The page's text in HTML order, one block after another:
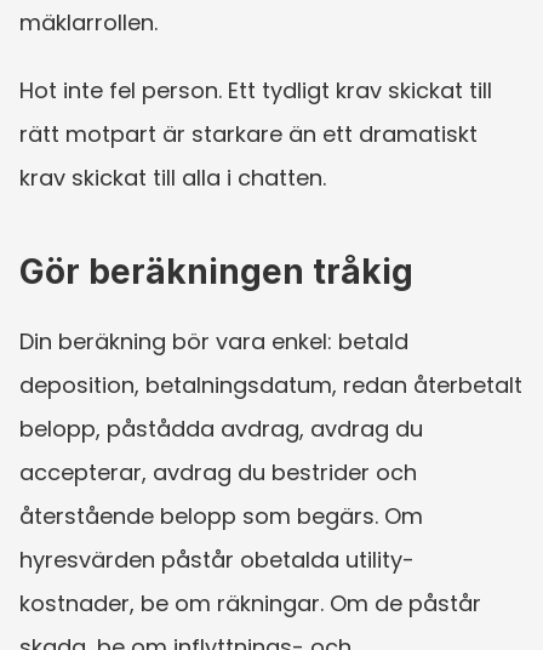
mäklarrollen.
Hot inte fel person. Ett tydligt krav skickat till
rätt motpart är starkare än ett dramatiskt
krav skickat till alla i chatten.
Gör beräkningen tråkig
Din beräkning bör vara enkel: betald
deposition, betalningsdatum, redan återbetalt
belopp, påstådda avdrag, avdrag du
accepterar, avdrag du bestrider och
återstående belopp som begärs. Om
hyresvärden påstår obetalda utility-
kostnader, be om räkningar. Om de påstår